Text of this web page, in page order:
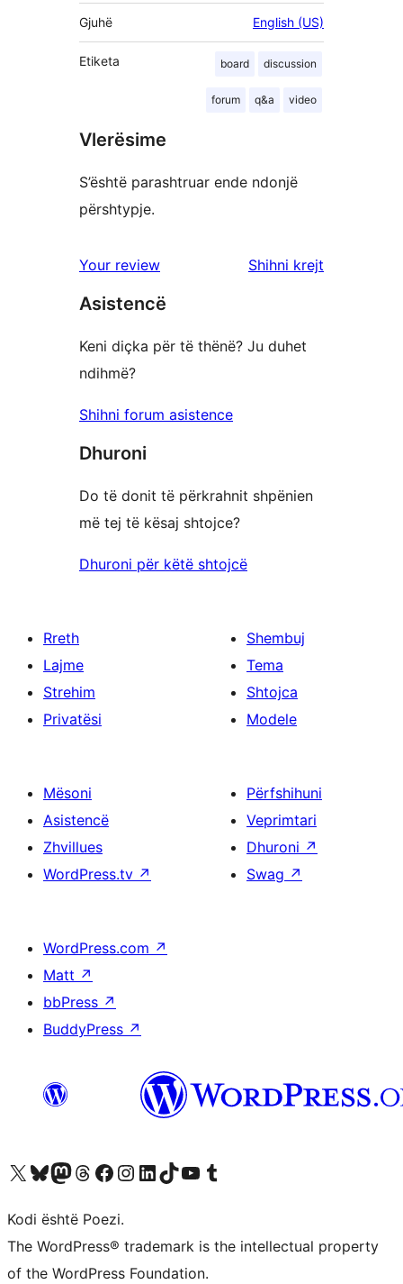
Gjuhë English (US)
Etiketa board discussion
forum q&a video
Vlerësime
S’është parashtruar ende ndonjë
përshtypje.
Your review Shihni krejt
Asistencë
Keni diçka për të thënë? Ju duhet
ndihmë?
Shihni forum asistence
Dhuroni
Do të donit të përkrahnit shpënien
më tej të kësaj shtojce?
Dhuroni për këtë shtojcë
Rreth
Lajme
Strehim
Privatësi
Shembuj
Tema
Shtojca
Modele
Mësoni
Asistencë
Zhvillues
WordPress.tv ↗
Përfshihuni
Veprimtari
Dhuroni ↗
Swag ↗
WordPress.com ↗
Matt ↗
bbPress ↗
BuddyPress ↗
Vizitoni llogarinë tonë X (ish Twitter)
Vizitoni llogarinë tonë Bluesky
Vizitoni llogarinë tonë Mastodon
Vizitoni llogarinë tonë Threads
Vizitoni faqen tonë në Facebook
Vizitoni llogarinë tonë Instagram
Vizitoni llogarinë tonë LinkedIn
Vizitoni llogarinë tonë TikTok
Vizitoni kanalin tonë YouTube
Vizitoni llogarinë tonë Tumblr
Kodi është Poezi.
The WordPress® trademark is the intellectual property
of the WordPress Foundation.